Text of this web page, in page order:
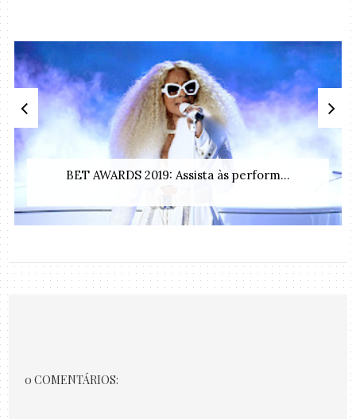
BET AWARDS 2019: Assista às perform...
0 COMENTÁRIOS: